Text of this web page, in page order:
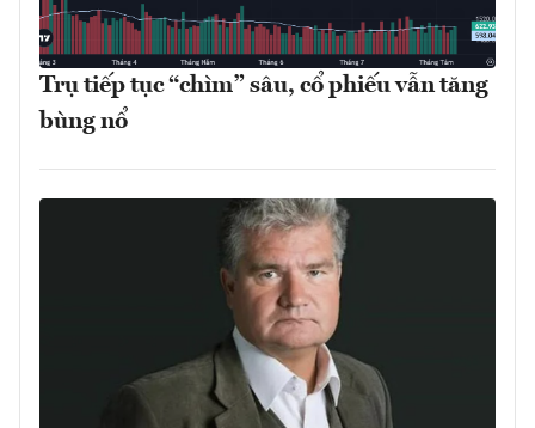
Trụ tiếp tục “chìm” sâu, cổ phiếu vẫn tăng
bùng nổ